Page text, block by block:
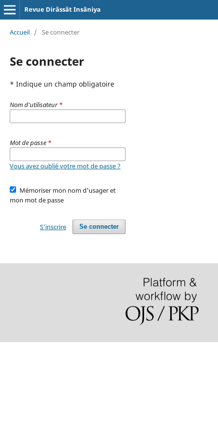
Revue Dirâssât Insâniya
Accueil / Se connecter
Se connecter
* Indique un champ obligatoire
Nom d'utilisateur*
Mot de passe *
Vous avez oublié votre mot de passe ?
Mémoriser mon nom d'usager et
mon mot de passe
Se connecter
S'inscrire